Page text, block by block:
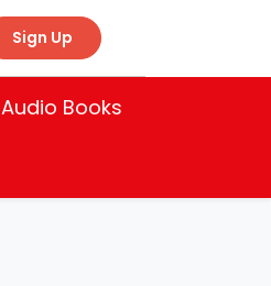
Sign Up
Audio Books